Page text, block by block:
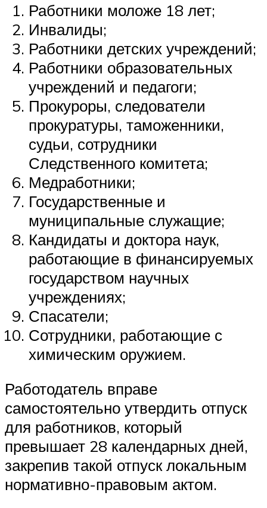
Работники моложе 18 лет;
Инвалиды;
Работники детских учреждений;
Работники образовательных
учреждений и педагоги;
Прокуроры, следователи
прокуратуры, таможенники,
судьи, сотрудники
Следственного комитета;
Медработники;
Государственные и
муниципальные служащие;
Кандидаты и доктора наук,
работающие в финансируемых
государством научных
учреждениях;
Спасатели;
Сотрудники, работающие с
химическим оружием.
Работодатель вправе
самостоятельно утвердить отпуск
для работников, который
превышает 28 календарных дней,
закрепив такой отпуск локальным
нормативно-правовым актом.